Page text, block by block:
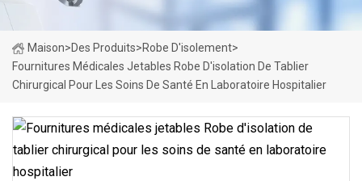
Maison>Des Produits>Robe D'isolement>
Fournitures Médicales Jetables Robe D'isolation De Tablier
Chirurgical Pour Les Soins De Santé En Laboratoire Hospitalier